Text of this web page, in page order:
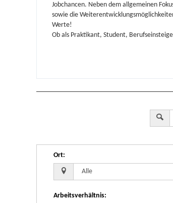
Jobchancen. Neben dem allgemeinen
sowie die
Werte!
Ob als Praktikant, Student,
Ort:
Arbeitsverhältnis: